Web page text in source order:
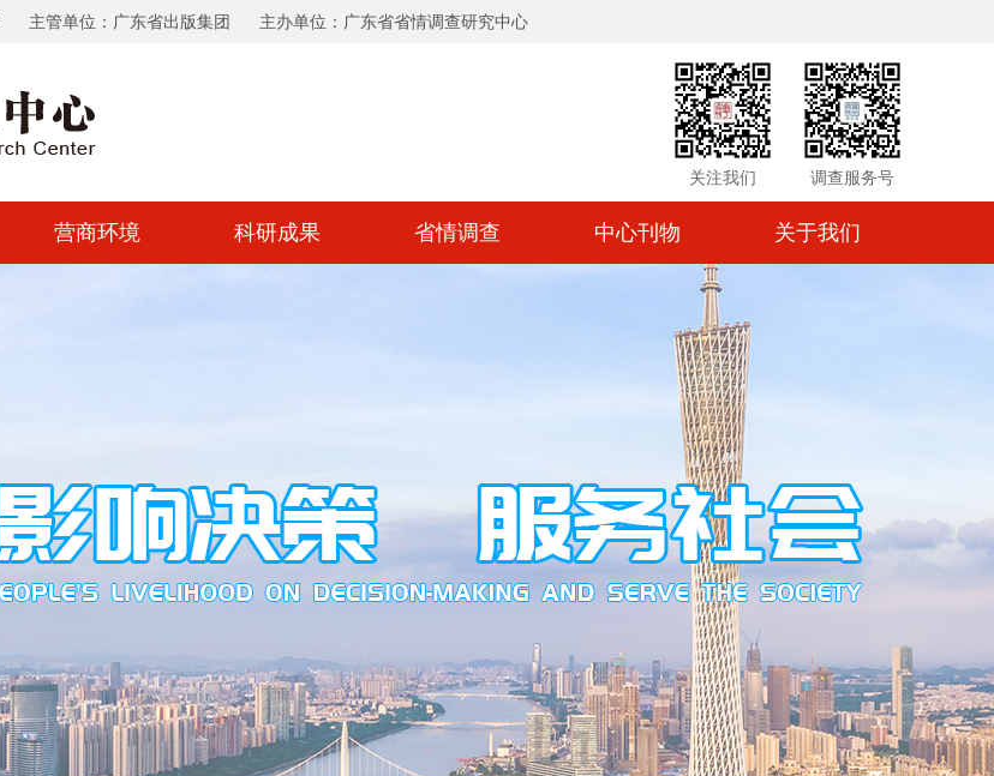
主管单位：广东省出版集团 主办单位：广东省省情调查研究中心
关注我们 调查服务号
营商环境 科研成果 省情调查 中心刊物 关于我们